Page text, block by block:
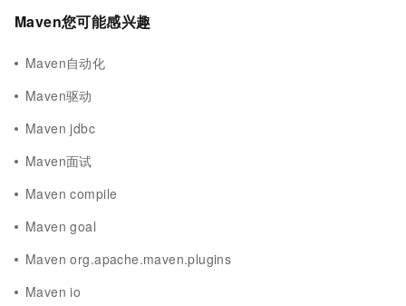
Maven您可能感兴趣
Maven自动化
Maven驱动
Maven jdbc
Maven面试
Maven compile
Maven goal
Maven org.apache.maven.plugins
Maven io